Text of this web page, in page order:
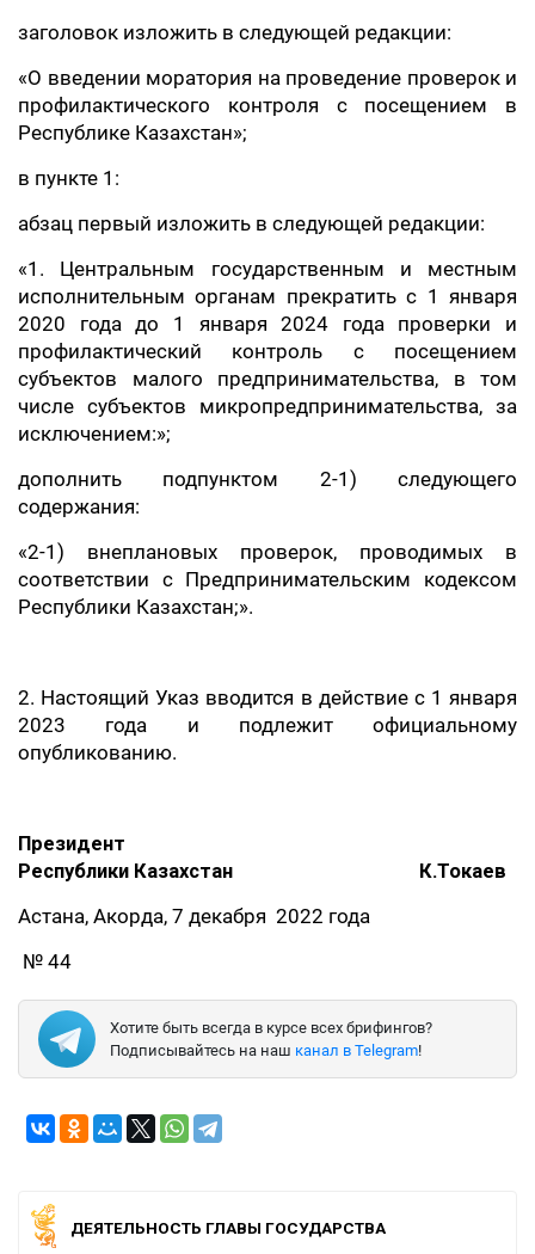
заголовок изложить в следующей редакции:
«О введении моратория на проведение проверок и
профилактического контроля с посещением в
Республике Казахстан»;
в пункте 1:
абзац первый изложить в следующей редакции:
«1. Центральным государственным и местным
исполнительным органам прекратить с 1 января
2020 года до 1 января 2024 года проверки и
профилактический контроль с посещением
субъектов малого предпринимательства, в том
числе субъектов микропредпринимательства, за
исключением:»;
дополнить подпунктом 2-1) следующего
содержания:
«2-1) внеплановых проверок, проводимых в
соответствии с Предпринимательским кодексом
Республики Казахстан;».
2. Настоящий Указ вводится в действие с 1 января
2023 года и подлежит официальному
опубликованию.
Президент
Республики Казахстан К.Токаев
Астана, Акорда, 7 декабря 2022 года
№ 44
Хотите быть всегда в курсе всех брифингов?
Подписывайтесь на наш канал в Telegram!
ДЕЯТЕЛЬНОСТЬ ГЛАВЫ ГОСУДАРСТВА